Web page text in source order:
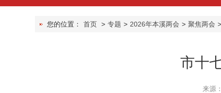
您的位置： 首页 > 专题 > 2026年本溪两会 > 聚焦两会 >
市十
来源